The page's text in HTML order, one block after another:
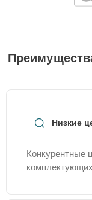
Низкие
Конкурентные
комплектующих